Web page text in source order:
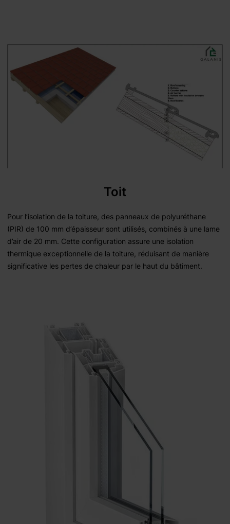
Toit
Pour l’isolation de la toiture, des panneaux de polyuréthane
(PIR) de 100 mm d’épaisseur sont utilisés, combinés à une lame
d’air de 20 mm. Cette configuration assure une isolation
thermique exceptionnelle de la toiture, réduisant de manière
significative les pertes de chaleur par le haut du bâtiment.